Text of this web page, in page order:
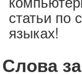
статьи по
языках!
Слова